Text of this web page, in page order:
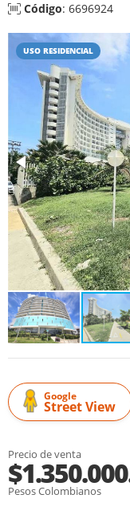
Código: 6696924
USO RESIDENCIAL
Google
Street View
Precio de venta
Pesos Colombianos